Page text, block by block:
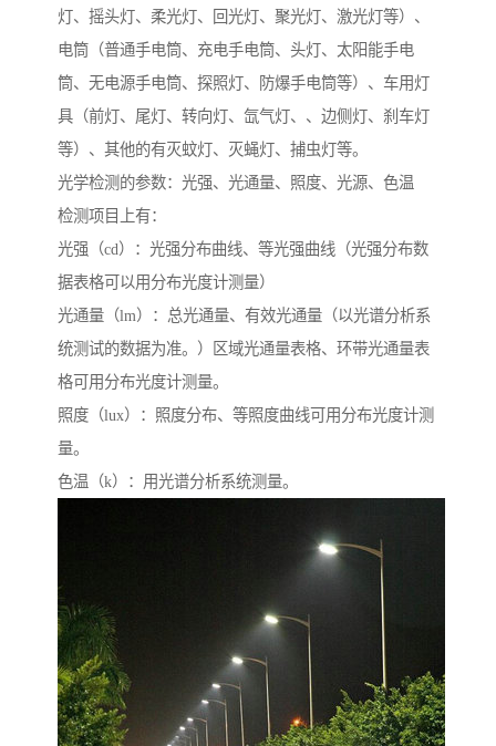
灯、摇头灯、柔光灯、回光灯、聚光灯、激光灯等）、
电筒（普通手电筒、充电手电筒、头灯、太阳能手电
筒、无电源手电筒、探照灯、防爆手电筒等）、车用灯
具（前灯、尾灯、转向灯、氙气灯、、边侧灯、刹车灯
等）、其他的有灭蚊灯、灭蝇灯、捕虫灯等。
光学检测的参数：光强、光通量、照度、光源、色温
检测项目上有：
光强（cd）：光强分布曲线、等光强曲线（光强分布数
据表格可以用分布光度计测量）
光通量（lm）：总光通量、有效光通量（以光谱分析系
统测试的数据为准。）区域光通量表格、环带光通量表
格可用分布光度计测量。
照度（lux）：照度分布、等照度曲线可用分布光度计测
量。
色温（k）：用光谱分析系统测量。